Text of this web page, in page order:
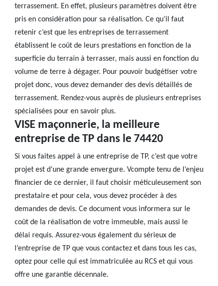
terrassement. En effet, plusieurs paramètres doivent être
pris en considération pour sa réalisation. Ce qu’il faut
retenir c’est que les entreprises de terrassement
établissent le coût de leurs prestations en fonction de la
superficie du terrain à terrasser, mais aussi en fonction du
volume de terre à dégager. Pour pouvoir budgétiser votre
projet donc, vous devez demander des devis détaillés de
terrassement. Rendez-vous auprès de plusieurs entreprises
spécialisées pour en savoir plus.
VISE maçonnerie, la meilleure
entreprise de TP dans le 74420
Si vous faites appel à une entreprise de TP, c’est que votre
projet est d’une grande envergure. Vcompte tenu de l’enjeu
financier de ce dernier, il faut choisir méticuleusement son
prestataire et pour cela, vous devez procéder à des
demandes de devis. Ce document vous informera sur le
coût de la réalisation de votre immeuble, mais aussi le
délai requis. Assurez-vous également du sérieux de
l’entreprise de TP que vous contactez et dans tous les cas,
optez pour celle qui est immatriculée au RCS et qui vous
offre une garantie décennale.